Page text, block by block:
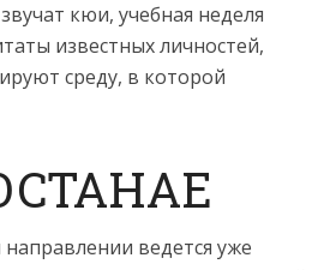
кюи, учебная неделя
известных личностей,
среду, в которой
ведется уже